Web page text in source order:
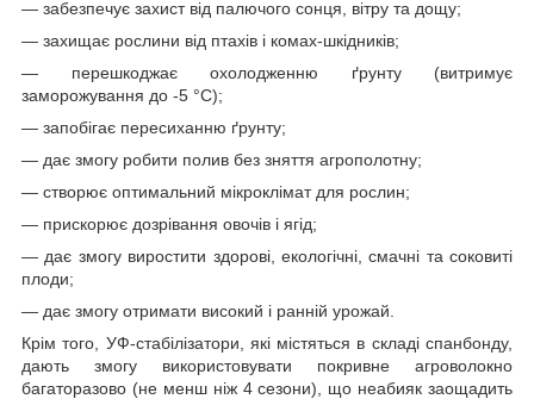
— забезпечує захист від палючого сонця, вітру та дощу;
— захищає рослини від птахів і комах-шкідників;
— перешкоджає охолодженню ґрунту (витримує
заморожування до -5 °C);
— запобігає пересиханню ґрунту;
— дає змогу робити полив без зняття агрополотну;
— створює оптимальний мікроклімат для рослин;
— прискорює дозрівання овочів і ягід;
— дає змогу виростити здорові, екологічні, смачні та соковиті
плоди;
— дає змогу отримати високий і ранній урожай.
Крім того, УФ-стабілізатори, які містяться в складі спанбонду,
дають змогу використовувати покривне агроволокно
багаторазово (не менш ніж 4 сезони), що неабияк заощадить